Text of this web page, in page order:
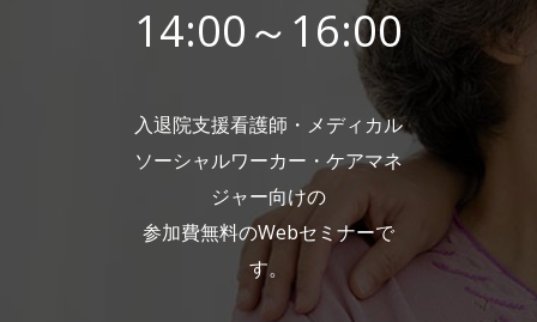
14:00～16:00
入退院支援看護師・メディカル
ソーシャルワーカー・ケアマネ
ジャー向けの
参加費無料のWebセミナーで
す。